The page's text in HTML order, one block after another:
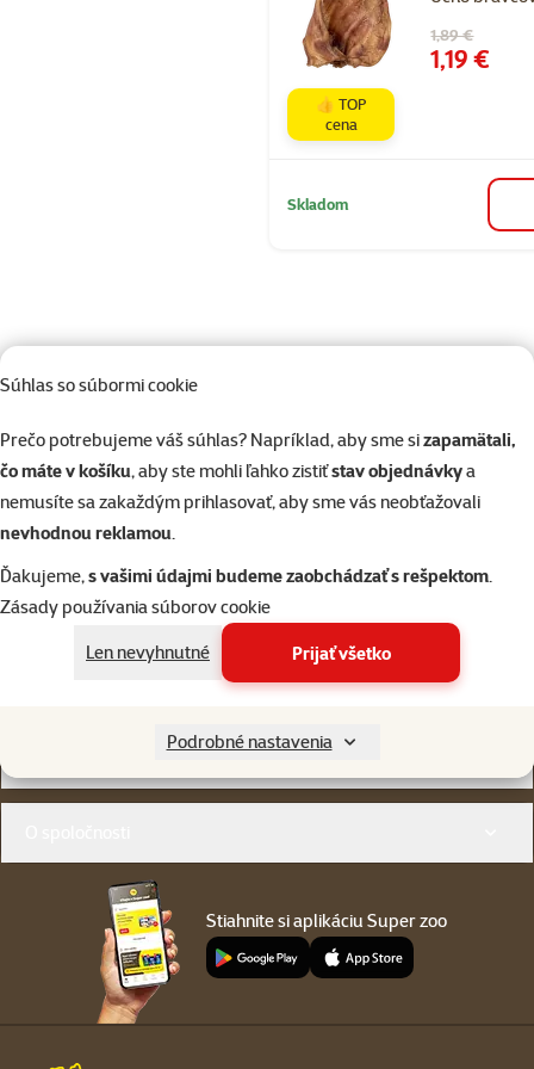
Súhlas so súbormi cookie
Prečo potrebujeme váš súhlas? Napríklad, aby sme sizapamätali,
čo máte v košíku, aby ste mohli ľahko zistiťstav objednávkya
nemusíte sa zakaždým prihlasovať, aby sme vás neobťažovali
nevhodnou reklamou.
Ďakujeme,s vašimi údajmi budeme zaobchádzať s rešpektom.
Zásady používania súborov cookie
Len nevyhnutné
Prijať všetko
Podrobné nastavenia
Pôvodná cena
1,89 €
Cena
1,19 €
👍 TOP
cena
Skladom
82 predajní, sme blízko vás
poradili
Napíšte nám
eshop@superzoo.sk
02/20570200
Po–Pi 7:00 – 18:00
Online chat
sme vám blízko
Stiahnite si aplikáciu Super zoo